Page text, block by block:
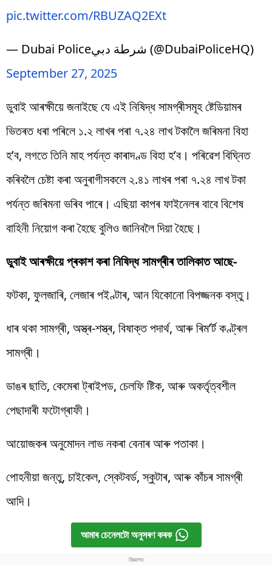
pic.twitter.com/RBUZAQ2EXt
— Dubai Policeشرطة دبي (@DubaiPoliceHQ)
September 27, 2025
ডুবাই আৰক্ষীয়ে জনাইছে যে এই নিষিদ্ধ সামগ্ৰীসমূহ ষ্টেডিয়ামৰ
ভিতৰত ধৰা পৰিলে ১.২ লাখৰ পৰা ৭.২৪ লাখ টকালৈ জৰিমনা বিহা
হ’ব, লগতে তিনি মাহ পৰ্যন্ত কাৰাদণ্ড বিহা হ’ব। পৰিৱেশ বিঘ্নিত
কৰিবলৈ চেষ্টা কৰা অনুৰাগীসকলে ২.৪১ লাখৰ পৰা ৭.২৪ লাখ টকা
পৰ্যন্ত জৰিমনা ভৰিব পাৰে। এছিয়া কাপৰ ফাইনেলৰ বাবে বিশেষ
বাহিনী নিয়োগ কৰা হৈছে বুলিও জানিবলৈ দিয়া হৈছে।
ডুবাই আৰক্ষীয়ে প্ৰকাশ কৰা নিষিদ্ধ সামগ্ৰীৰ তালিকাত আছে-
ফটকা, ফুলজাৰি, লেজাৰ পইণ্টাৰ, আন যিকোনো বিপজ্জনক বস্তু।
ধাৰ থকা সামগ্ৰী, অস্ত্ৰ-শস্ত্ৰ, বিষাক্ত পদাৰ্থ, আৰু ৰিম’ৰ্ট কণ্ট্ৰল
সামগ্ৰী।
ডাঙৰ ছাতি, কেমেৰা ট্ৰাইপড, চেলফি ষ্টিক, আৰু অকৰ্তৃত্বশীল
পেছাদাৰী ফটোগ্ৰাফী।
আয়োজকৰ অনুমোদন লাভ নকৰা বেনাৰ আৰু পতাকা।
পোহনীয়া জন্তু, চাইকেল, স্কেটবৰ্ড, স্কুটাৰ, আৰু কাঁচৰ সামগ্ৰী
আদি।
আমাৰ চেনেলটো অনুসৰণ কৰক